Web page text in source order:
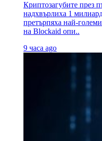
Криптозагубите през
надхвърлиха 1
претърпяха най-
на Blockaid опи..
9 часа ago